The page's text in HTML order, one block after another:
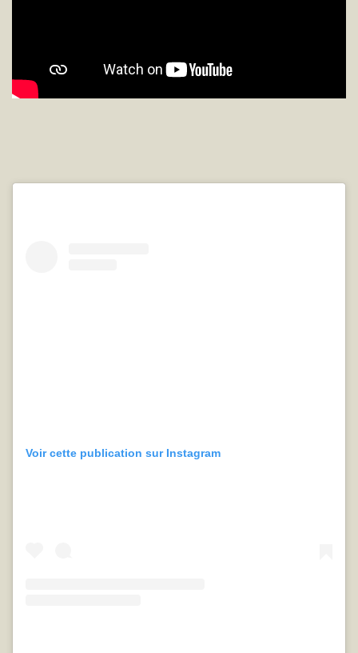
Voir cette publication sur Instagram